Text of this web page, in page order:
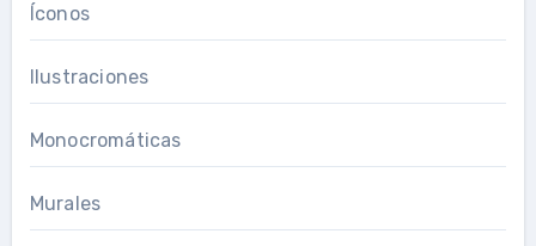
Íconos
Ilustraciones
Monocromáticas
Murales